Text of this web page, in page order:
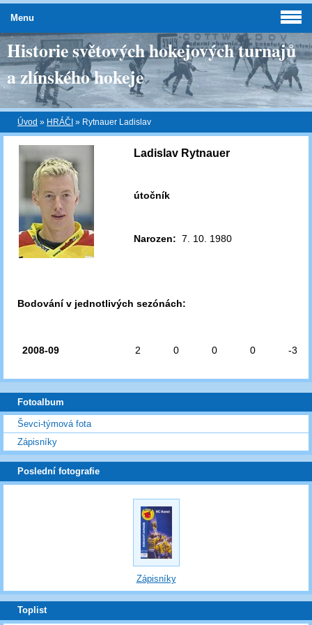
Historie světových hokejových turnajů
a zlínského hokeje
Úvod » HRÁČI » Rytnauer Ladislav
Ladislav Rytnauer
útočník
Narozen: 7. 10. 1980
Bodování v jednotlivých sezónách:
2008-09 2 0 0 0 -3
Menu
Fotoalbum
Ševci-týmová fota
Zápisníky
Poslední fotografie
Zápisníky
Toplist